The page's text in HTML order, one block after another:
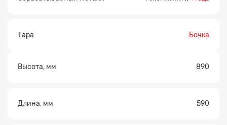
Тара Бочка
Высота, мм 890
Длина, мм 590